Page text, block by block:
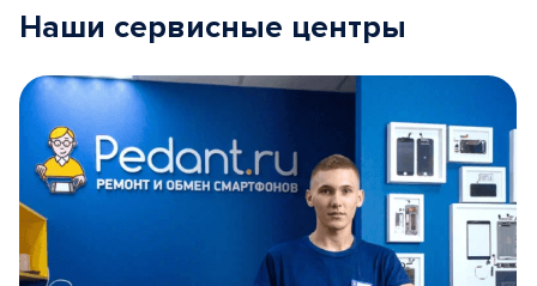
Наши сервисные центры